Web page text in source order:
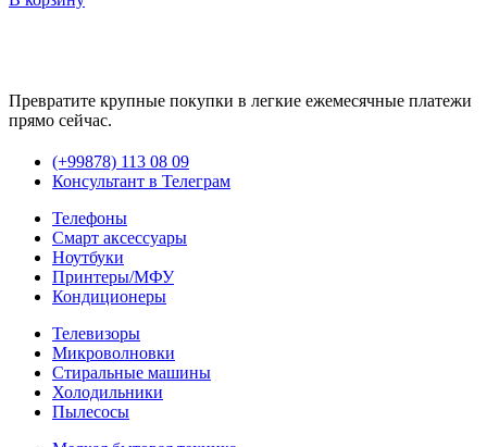
Превратите крупные покупки в легкие ежемесячные платежи
прямо сейчас.
(+99878) 113 08 09
Консультант в Телеграм
Телефоны
Смарт аксессуары
Ноутбуки
Принтеры/МФУ
Кондиционеры
Телевизоры
Микроволновки
Стиральные машины
Холодильники
Пылесосы